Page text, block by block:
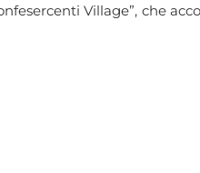
Village”, che